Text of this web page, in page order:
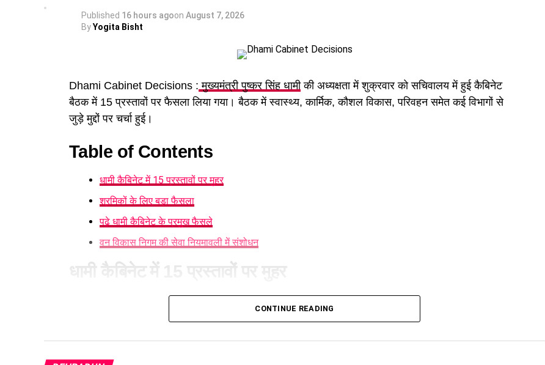
Published 16 hours agoon August 7, 2026
ByYogita Bisht
Dhami Cabinet Decisions : मुख्यमंत्री पुष्कर सिंह धामीकी अध्यक्षता में शुक्रवार को सचिवालय में हुई कैबिनेट
बैठक में 15 प्रस्तावों पर फैसला लिया गया। बैठक में स्वास्थ्य, कार्मिक, कौशल विकास, परिवहन समेत कई विभागों से
जुड़े मुद्दों पर चर्चा हुई।
Table of Contents
धामी कैबिनेट में 15 प्रस्तावों पर मुहर
श्रमिकों के लिए बड़ा फैसला
पढ़े धामी कैबिनेट के प्रमुख फैसले
वन विकास निगम की सेवा नियमावली में संशोधन
आज हुई कैबिनेट की बैठक में 15 प्रस्तावों पर मुहर लगी है। कैबिनेट ने गोपालन योजना में सामान्य वर्ग को भी शामिल
करने का निर्णय लिया है। पात्र लोगों को सब्सिडी मिलेगी और वे गाय या भैंस खरीद सकेंगे।
श्रमिकों के लिए बड़ा फैसला
CONTINUE READING